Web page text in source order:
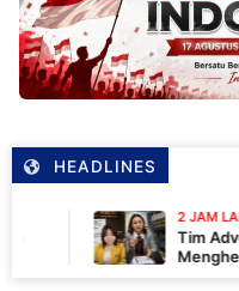
HEADLINES
2 JAM LALU
Tim Advokasi
Menghentikan